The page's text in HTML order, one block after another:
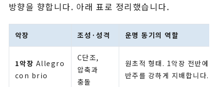
방향을 향합니다. 아래 표로 정리했습니다.
악장 조성·성격 운명 동기의 역할
1악장 Allegro
con brio
C단조,
압축과
충돌
원초적 형태. 1악장 전반에
반주를 강하게 지배합니다.